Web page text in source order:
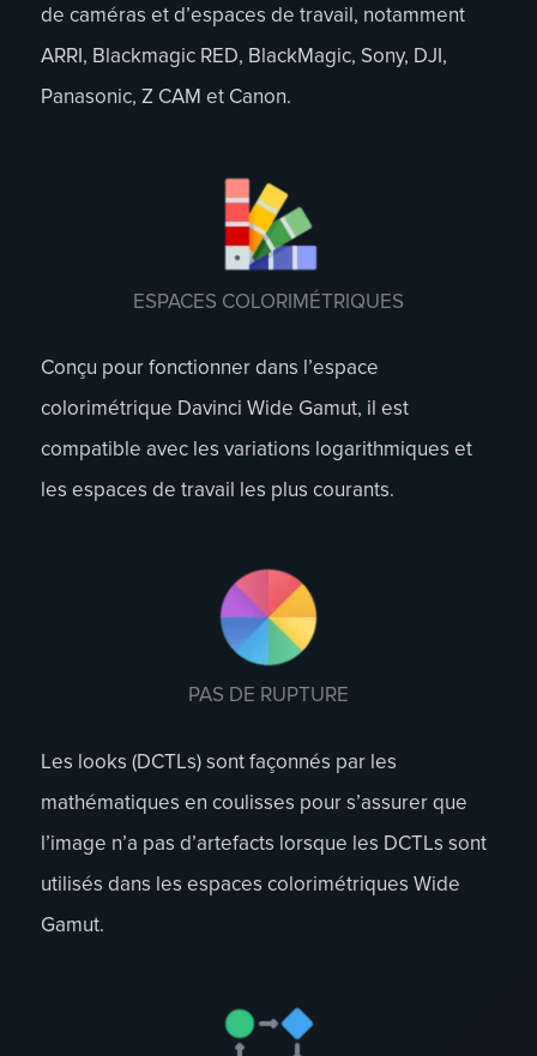
de caméras et d’espaces de travail, notamment
ARRI, Blackmagic RED, BlackMagic, Sony, DJI,
Panasonic, Z CAM et Canon.
ESPACES COLORIMÉTRIQUES
Conçu pour fonctionner dans l’espace
colorimétrique Davinci Wide Gamut, il est
compatible avec les variations logarithmiques et
les espaces de travail les plus courants.
PAS DE RUPTURE
Les looks (DCTLs) sont façonnés par les
mathématiques en coulisses pour s’assurer que
l’image n’a pas d’artefacts lorsque les DCTLs sont
utilisés dans les espaces colorimétriques Wide
Gamut.